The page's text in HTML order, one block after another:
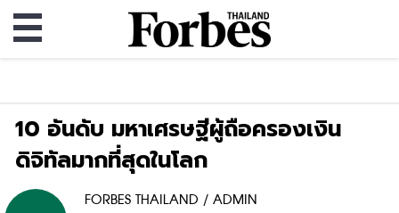
10 อันดับ มหาเศรษฐีผู้ถือครองเงิน
ดิจิทัลมากที่สุดในโลก
FORBES THAILAND / ADMIN